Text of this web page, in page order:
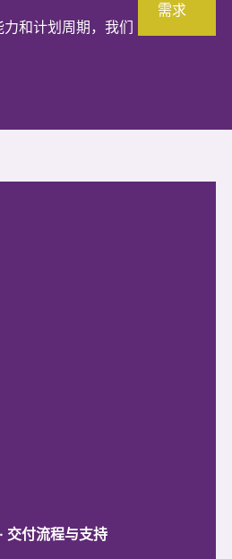
和计划周期，我们
需求
交付流程与支持